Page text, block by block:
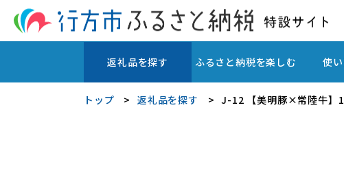
返礼品を探す ふるさと納税を楽しむ 使
トップ 返礼品を探す J-12 【美明豚×常陸牛】